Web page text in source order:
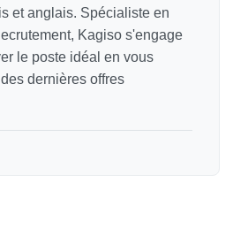
et anglais. Spécialiste en
Kagiso s'engage
le poste idéal en vous
dernières offres